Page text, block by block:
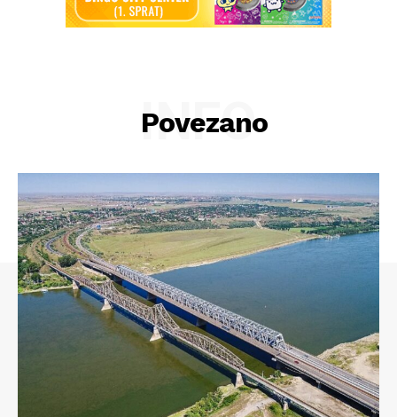
Povezano
INFO